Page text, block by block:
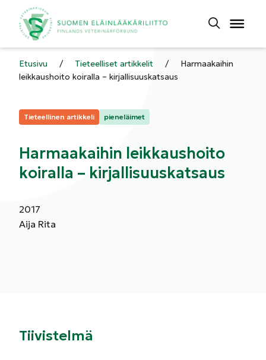
Etusivu / Tieteelliset artikkelit /
Harmaakaihin
leikkaushoito koiralla – kirjallisuuskatsaus
Kategoriat:
Tieteellinen artikkeli pieneläimet
Harmaakaihin leikkaushoito
koiralla – kirjallisuuskatsaus
2017
Aija Rita
Tiivistelmä